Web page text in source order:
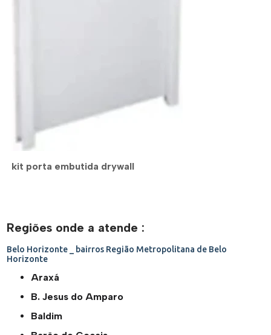
kit porta embutida drywall
Regiões onde a atende :
Belo Horizonte _ bairros Região Metropolitana de Belo
Horizonte
Araxá
B. Jesus do Amparo
Baldim